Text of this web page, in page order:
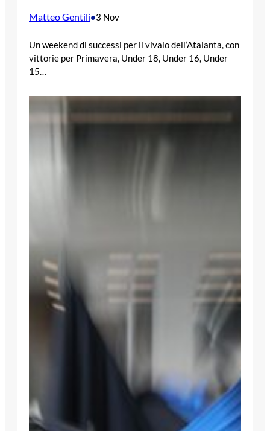
Matteo Gentili•3 Nov
Un weekend di successi per il vivaio dell’Atalanta, con
vittorie per Primavera, Under 18, Under 16, Under
15…